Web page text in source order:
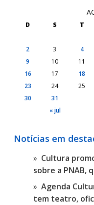
D S T
2
3 4
9
10 11
16
17 18
23
24 25
30
31
« jul
Notícias em
Cultura
sobre a PNAB,
Agenda
tem teatro,